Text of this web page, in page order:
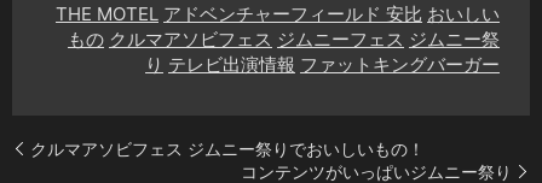
THE MOTEL アドベンチャーフィールド 安比 おいしい
もの クルマアソビフェス ジムニーフェス ジムニー祭
り テレビ出演情報 ファットキングバーガー
クルマアソビフェス ジムニー祭りでおいしいもの！
コンテンツがいっぱいジムニー祭り